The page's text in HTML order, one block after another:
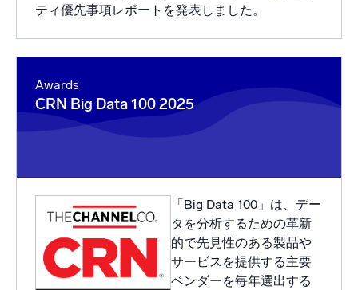
ティ優先事項レポートを発表しました。
Awards
CRN Big Data 100 2025
「Big Data 100」は、デー
タを分析するための革新
的で先見性のある製品や
サービスを提供する主要
ベンダーを毎年選出する